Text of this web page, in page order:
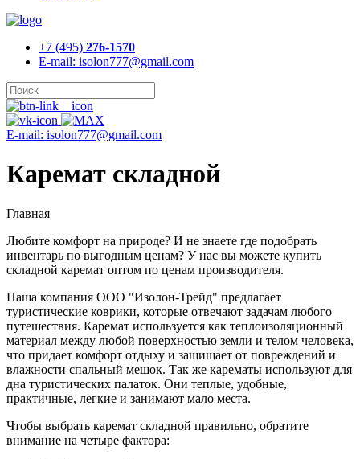
+7 (495) 276-1570
E-mail: isolon777@gmail.com
E-mail: isolon777@gmail.com
Каремат складной
Главная
Любите комфорт на природе? И не знаете где подобрать
инвентарь по выгодным ценам? У нас вы можете купить
складной каремат оптом по ценам производителя.
Наша компания ООО "Изолон-Трейд" предлагает
туристические коврики, которые отвечают задачам любого
путешествия. Каремат используется как теплоизоляционный
материал между любой поверхностью земли и телом человека,
что придает комфорт отдыху и защищает от повреждений и
влажности спальный мешок. Так же карематы используют для
дна туристических палаток. Они теплые, удобные,
практичные, легкие и занимают мало места.
Чтобы выбрать каремат складной правильно, обратите
внимание на четыре фактора: